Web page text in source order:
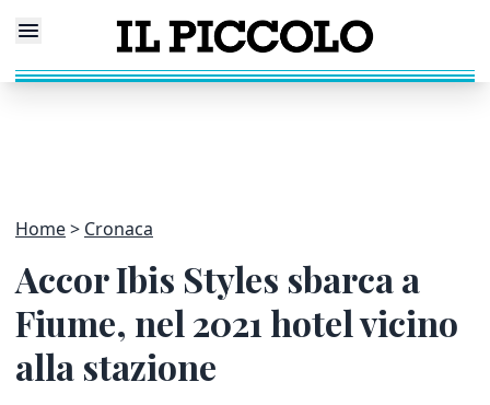
Home Cronaca
Accor Ibis Styles sbarca a
Fiume, nel 2021 hotel vicino
alla stazione